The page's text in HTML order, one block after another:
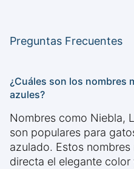
Preguntas Frecuentes
¿Cuáles son los nombres
azules?
Nombres como Niebla,
son populares para
azulado. Estos nombres
directa el elegante